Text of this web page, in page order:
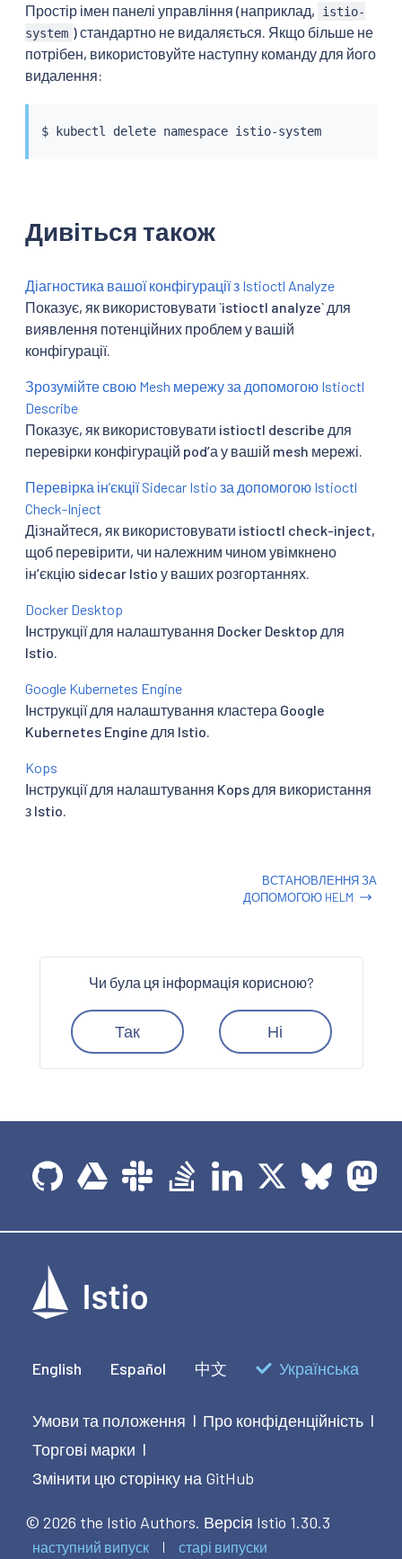
Простір імен панелі управління (наприклад,
istio-
system ) стандартно не видаляється. Якщо більше не
потрібен, використовуйте наступну команду для його
видалення:
$ kubectl delete namespace istio-system
Дивіться також
Діагностика вашої конфігурації з Istioctl Analyze
Показує, як використовувати `istioctl analyze` для
виявлення потенційних проблем у вашій
конфігурації.
Зрозумійте свою Mesh мережу за допомогою Istioctl
Describe
Показує, як використовувати istioctl describe для
перевірки конфігурацій podʼа у вашій mesh мережі.
Перевірка інʼєкції Sidecar Istio за допомогою Istioctl
Check-Inject
Дізнайтеся, як використовувати istioctl check-inject,
щоб перевірити, чи належним чином увімкнено
інʼєкцію sidecar Istio у ваших розгортаннях.
Docker Desktop
Інструкції для налаштування Docker Desktop для
Istio.
Google Kubernetes Engine
Інструкції для налаштування кластера Google
Kubernetes Engine для Istio.
Kops
Інструкції для налаштування Kops для використання
з Istio.
ВСТАНОВЛЕННЯ ЗА
ДОПОМОГОЮ HELM
Чи була ця інформація корисною?
Так Ні
English Español 中文 Українська
Умови та положення | Про конфіденційність |
Торгові марки |
Змінити цю сторінку на GitHub
© 2026 the Istio Authors. Версія Istio 1.30.3
наступний випуск старі випуски